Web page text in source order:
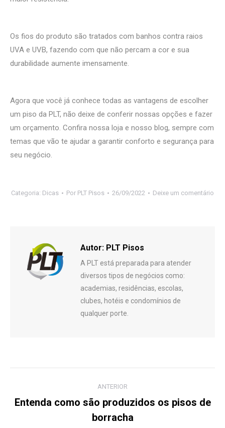
Os fios do produto são tratados com banhos contra raios
UVA e UVB, fazendo com que não percam a cor e sua
durabilidade aumente imensamente.
Agora que você já conhece todas as vantagens de escolher
um piso da PLT, não deixe de conferir nossas opções e fazer
um orçamento. Confira nossa loja e nosso blog, sempre com
temas que vão te ajudar a garantir conforto e segurança para
seu negócio.
Categoria: Dicas Por PLT Pisos 26/09/2022 Deixe um comentário
Autor: PLT Pisos
A PLT está preparada para atender
diversos tipos de negócios como:
academias, residências, escolas,
clubes, hotéis e condomínios de
qualquer porte.
de
ANTERIOR
anterior:
Entenda como são produzidos os pisos de
borracha